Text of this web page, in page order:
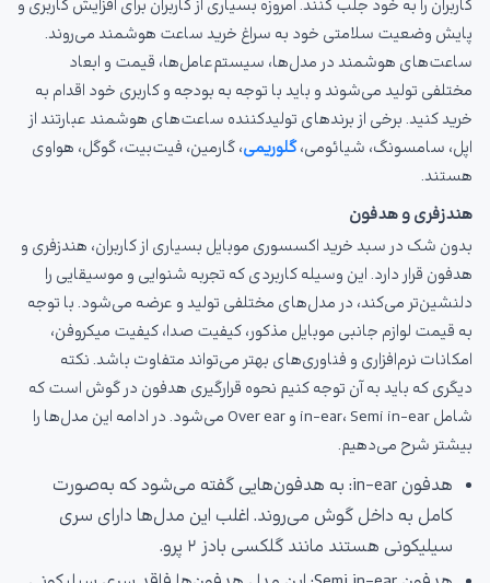
کاربران را به خود جلب کنند. امروزه بسیاری از کاربران برای افزایش کاربری و
پایش وضعیت سلامتی خود به سراغ خرید ساعت هوشمند می‌روند.
ساعت‌های هوشمند در مدل‌ها، سیستم‌عامل‌ها، قیمت و ابعاد
مختلفی تولید می‌شوند و باید با توجه به بودجه و کاربری خود اقدام به
خرید کنید. برخی از برندهای تولیدکننده ساعت‌های هوشمند عبارتند از
اپل، سامسونگ، شیائومی،گلوریمی، گارمین، فیت‌بیت، گوگل، هواوی
هستند.
هندزفری و هدفون
بدون شک در سبد خرید اکسسوری موبایل بسیاری از کاربران، هندزفری و
هدفون قرار دارد. این وسیله کاربردی که تجربه شنوایی و موسیقایی را
دلنشین‌تر می‌کند، در مدل‌های مختلفی تولید و عرضه می‌شود. با توجه
به قیمت لوازم جانبی موبایل مذکور، کیفیت صدا، کیفیت میکروفن،
امکانات نرم‌افزاری و فناوری‌های بهتر می‌تواند متفاوت باشد. نکته
دیگری که باید به آن توجه کنیم نحوه قرارگیری هدفون در گوش است که
شامل in-ear، Semi in-ear و Over ear می‌شود. در ادامه این مدل‌ها را
بیشتر شرح می‌دهیم.
هدفون in-ear: به هدفون‌هایی گفته می‌شود که به‌صورت
کامل به داخل گوش می‌روند. اغلب این مدل‌ها دارای سری
سیلیکونی هستند مانند گلکسی بادز ۲ پرو.